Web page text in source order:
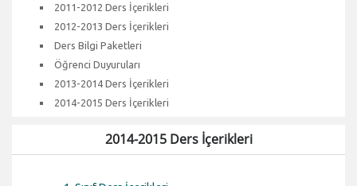
2011-2012 Ders İçerikleri
2012-2013 Ders İçerikleri
Ders Bilgi Paketleri
Öğrenci Duyuruları
2013-2014 Ders İçerikleri
2014-2015 Ders İçerikleri
2014-2015 Ders İçerikleri